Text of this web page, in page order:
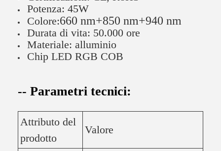
Potenza: 45W
Colore:660 nm+850 nm+940 nm
Durata di vita: 50.000 ore
Materiale: alluminio
Chip LED RGB COB
-- Parametri tecnici:
Attributo del
prodotto
Valore